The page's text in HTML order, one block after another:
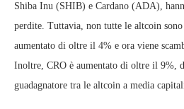
Shiba Inu (SHIB) e Cardano (ADA),
perdite. Tuttavia, non tutte le altcoin
aumentato di oltre il 4% e ora viene
Inoltre, CRO è aumentato di oltre il 9%,
guadagnatore tra le altcoin a media